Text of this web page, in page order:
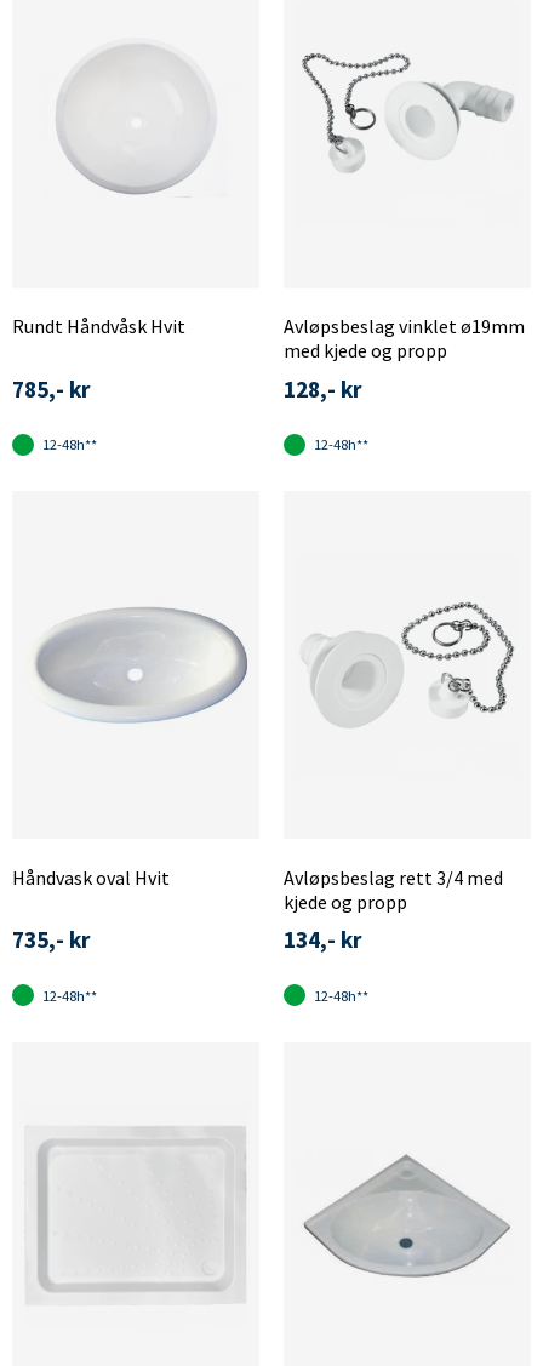
Rundt Håndvåsk Hvit
785,- kr
12-48h**
Avløpsbeslag vinklet ø19mm
med kjede og propp
128,- kr
12-48h**
Håndvask oval Hvit
735,- kr
12-48h**
Avløpsbeslag rett 3/4 med
kjede og propp
134,- kr
12-48h**